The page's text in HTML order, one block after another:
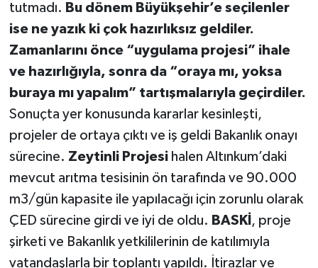
tutmadı. Bu dönem Büyükşehir’e seçilenler
ise ne yazık ki çok hazırlıksız geldiler.
Zamanlarını önce “uygulama projesi” ihale
ve hazırlığıyla, sonra da “oraya mı, yoksa
buraya mı yapalım” tartışmalarıyla geçirdiler.
Sonuçta yer konusunda kararlar kesinleşti,
projeler de ortaya çıktı ve iş geldi Bakanlık onayı
sürecine. Zeytinli Projesi halen Altınkum’daki
mevcut arıtma tesisinin ön tarafında ve 90.000
m3/gün kapasite ile yapılacağı için zorunlu olarak
ÇED sürecine girdi ve iyi de oldu. BASKİ , proje
şirketi ve Bakanlık yetkililerinin de katılımıyla
vatandaşlarla bir toplantı yapıldı. İtirazlar ve